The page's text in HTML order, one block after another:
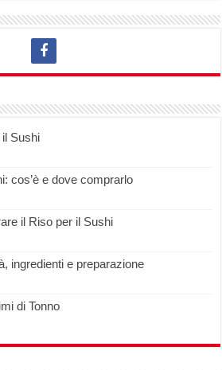
Sushi
cos’è e dove comprarlo
il Riso per il Sushi
ingredienti e preparazione
di Tonno